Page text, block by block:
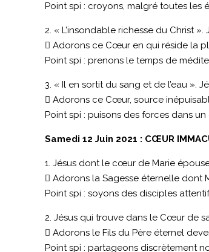
Point spi : croyons, malgré toutes les
2. « L’insondable richesse du Christ
 Adorons ce Cœur en qui réside la
Point spi : prenons le temps de
3. « Il en sortit du sang et de l’eau ».
 Adorons ce Cœur, source
Point spi : puisons des forces dans
Samedi 12 Juin 2021 : CŒUR
1. Jésus dont le cœur de Marie
 Adorons la Sagesse éternelle dont
Point spi : soyons des disciples
2. Jésus qui trouve dans le Cœur de
 Adorons le Fils du Père éternel
Point spi : partageons discrètement